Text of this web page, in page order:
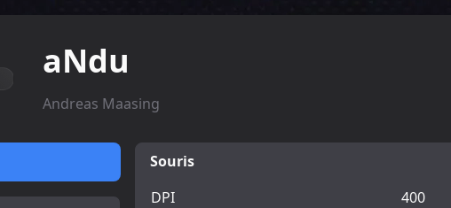
aNdu
Andreas Maasing
Souris
DPI
400